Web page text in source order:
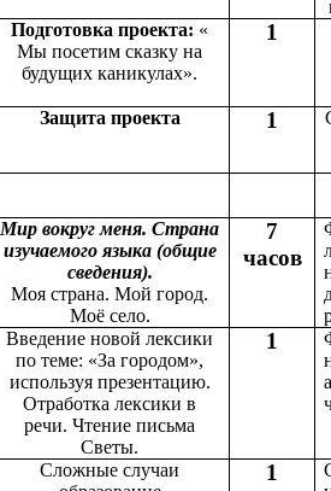
Подготовка проекта: «
Мы посетим сказку на
будущих каникулах».
1
Защита проекта 1
Мир вокруг меня. Страна
изучаемого языка (общие
сведения).
Моя страна. Мой город.
Моё село.
7
часов
Введение новой лексики
по теме: «За городом»,
используя презентацию.
Отработка лексики в
речи. Чтение письма
Светы.
1
Сложные случаи
1